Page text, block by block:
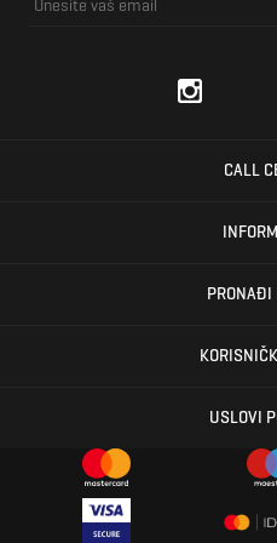
CALL
PRONAĐI
USLOVI